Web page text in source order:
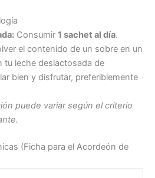
Consumir 1 sachet al día.
el contenido de un sobre en un
tu leche deslactosada de
bien y disfrutar, preferiblemente
puede variar según el criterio
(Ficha para el Acordeón de